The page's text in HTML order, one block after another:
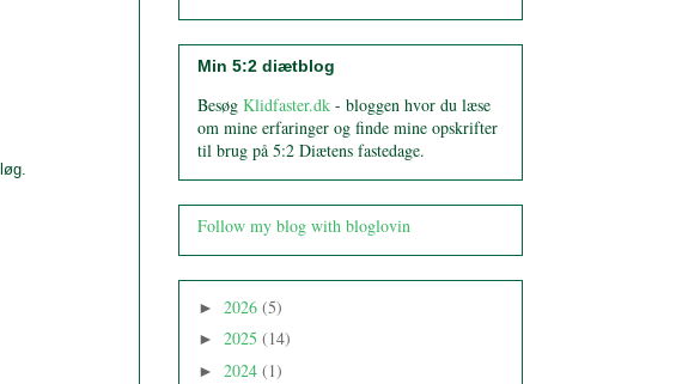
Min 5:2 diætblog
Besøg Klidfaster.dk - bloggen hvor du læse
om mine erfaringer og finde mine opskrifter
til brug på 5:2 Diætens fastedage.
Follow my blog with bloglovin
► 2026 (5)
► 2025 (14)
► 2024 (1)